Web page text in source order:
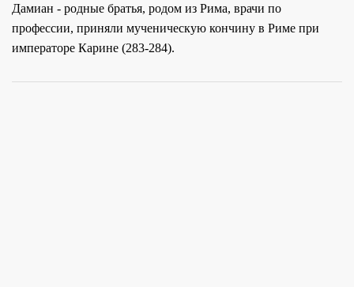
Дамиан - родные братья, родом из Рима, врачи по
профессии, приняли мученическую кончину в Риме при
императоре Карине (283-284).